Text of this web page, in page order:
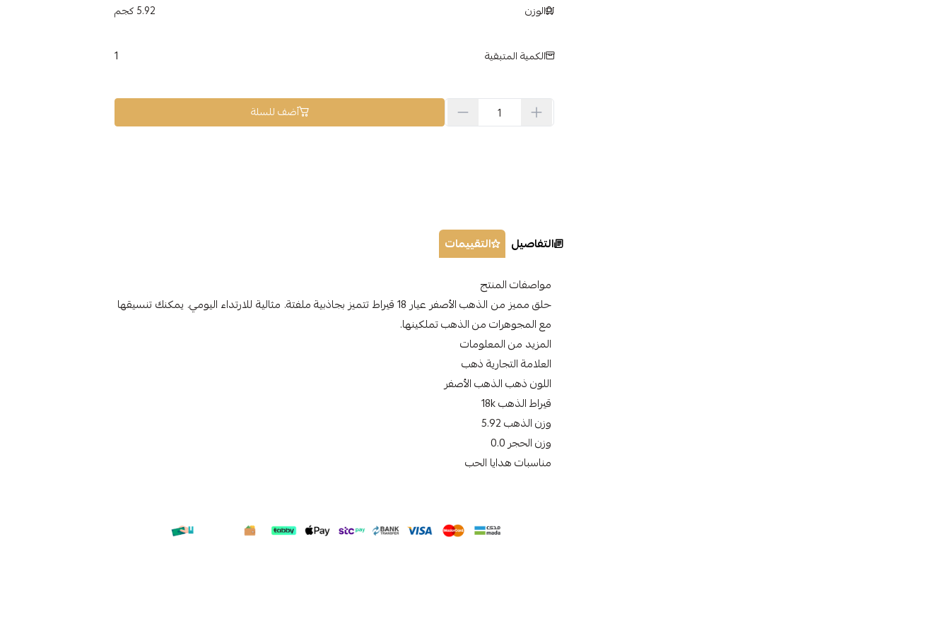
الوزن 5.92 كجم
الكمية المتبقية 1
أضف للسلة
التفاصيل التقييمات
مواصفات المنتج
حلق مميز من الذهب الأصفر عيار 18 قيراط تتميز بجاذبية ملفتة. مثالية للارتداء اليومي. يمكنك تنسيقها
مع المجوهرات من الذهب تملكينها.
المزيد من المعلومات
العلامة التجارية ذهب
اللون ذهب الذهب الأصفر
قيراط الذهب 18k
وزن الذهب 5.92
وزن الحجر 0.0
مناسبات هدايا الحب